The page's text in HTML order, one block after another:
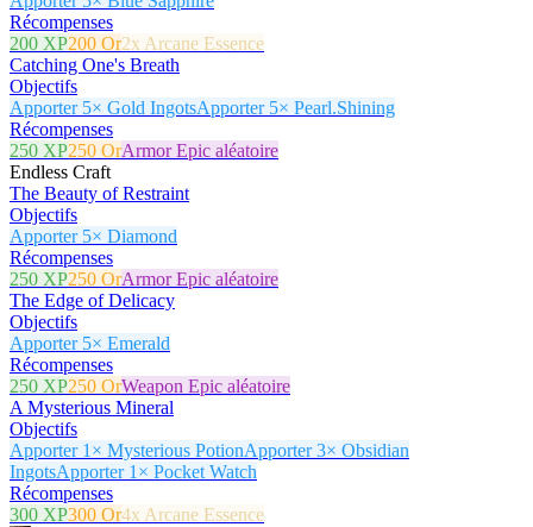
Récompenses
200 XP200 Or2x Arcane Essence
Catching One's Breath
Objectifs
Apporter 5× Gold IngotsApporter 5× Pearl.Shining
Récompenses
250 XP250 OrArmor Epic aléatoire
Endless Craft
The Beauty of Restraint
Objectifs
Apporter 5× Diamond
Récompenses
250 XP250 OrArmor Epic aléatoire
The Edge of Delicacy
Objectifs
Apporter 5× Emerald
Récompenses
250 XP250 OrWeapon Epic aléatoire
A Mysterious Mineral
Objectifs
Apporter 1× Mysterious PotionApporter 3× Obsidian
IngotsApporter 1× Pocket Watch
Récompenses
300 XP300 Or4x Arcane Essence